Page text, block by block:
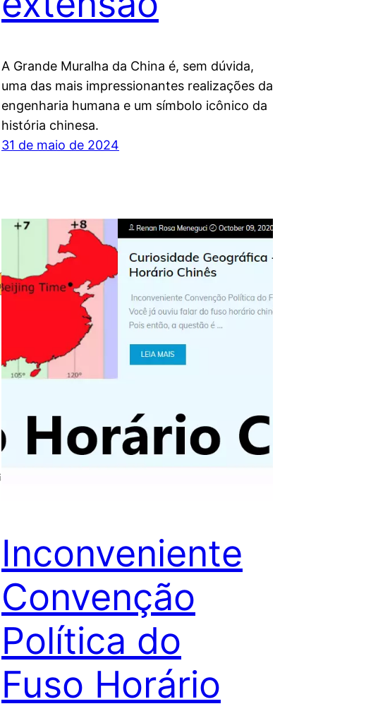
A Grande Muralha da China é, sem dúvida,
uma das mais impressionantes realizações da
engenharia humana e um símbolo icônico da
história chinesa.
31 de maio de 2024
Inconveniente
Convenção
Política do
Fuso Horário